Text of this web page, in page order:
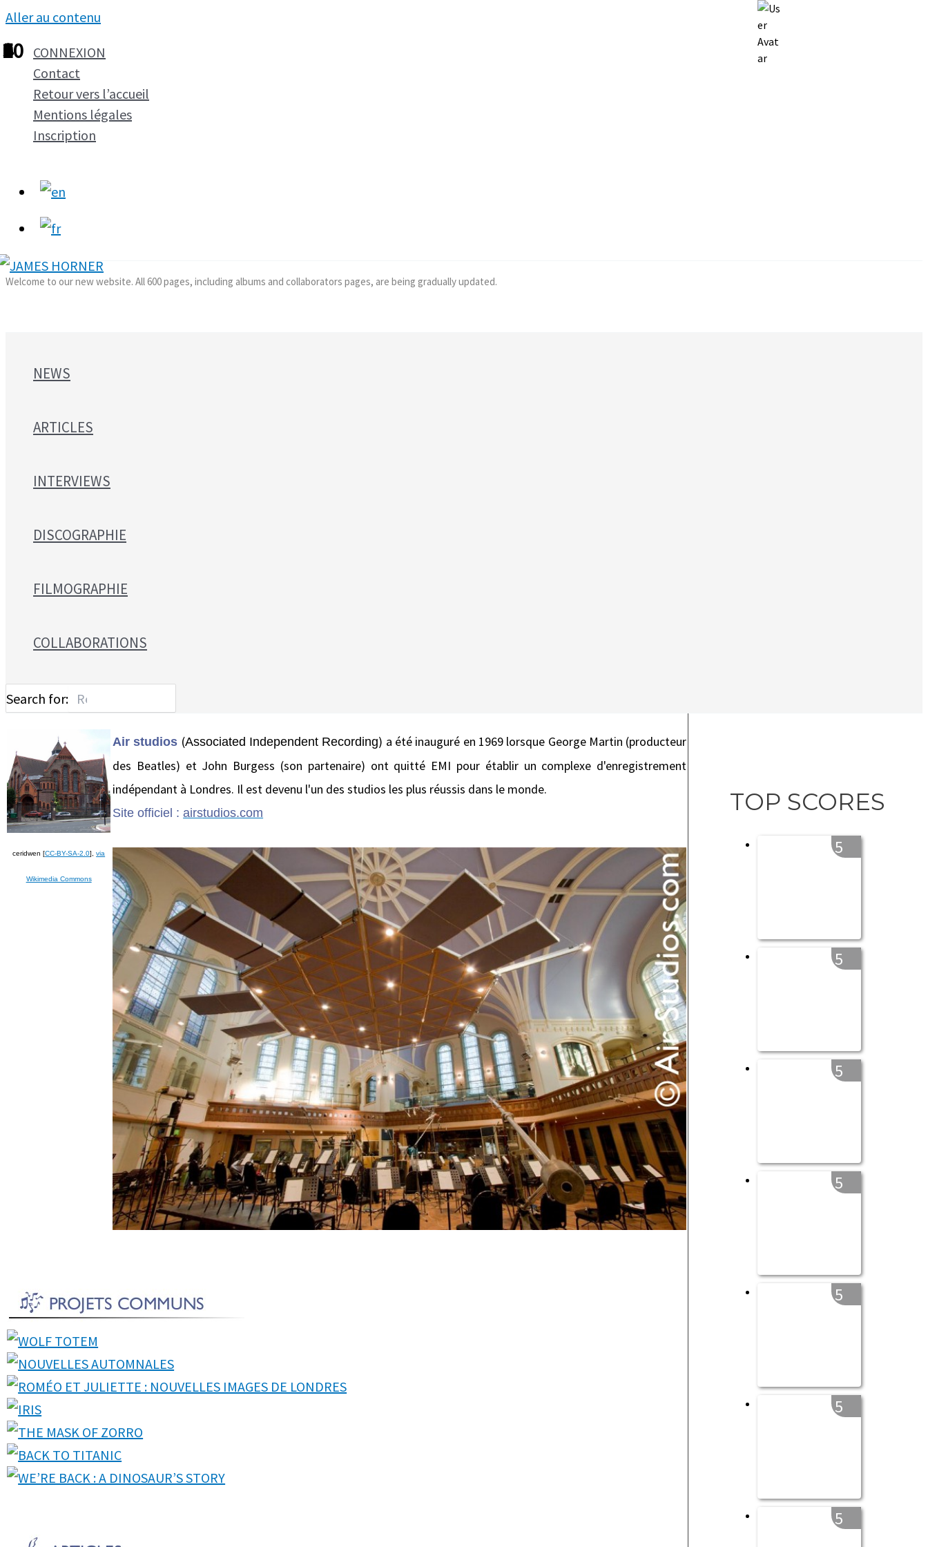
Aller au contenu
CONNEXION
Contact
Retour vers l’accueil
Mentions légales
Inscription
Welcome to our new website. All 600 pages, including albums and collaborators pages, are being gradually updated.
NEWS
ARTICLES
INTERVIEWS
DISCOGRAPHIE
FILMOGRAPHIE
COLLABORATIONS
Search for:
ceridwen [CC-BY-SA-2.0],via
Wikimedia Commons
Air studios (Associated Independent Recording) a été inauguré en 1969 lorsque George Martin (producteur
des Beatles) et John Burgess (son partenaire) ont quitté EMI pour établir un complexe d'enregistrement
indépendant à Londres. Il est devenu l'un des studios les plus réussis dans le monde.
Site officiel :airstudios.com TOP SCORES
1
5
2
5
3
5
4
5
5
5
6
5
7
5
8
9
10